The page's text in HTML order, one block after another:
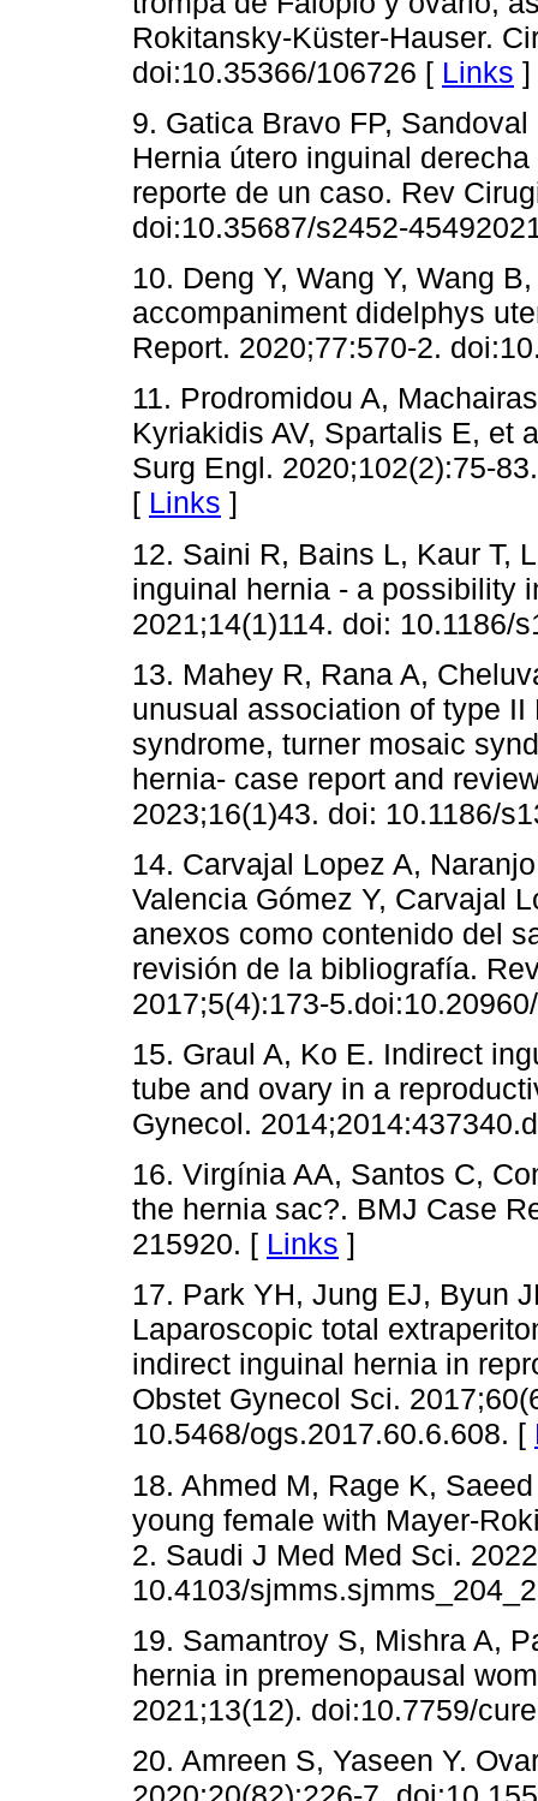
Rokitansky-Küster-Hauser.
doi:10.35366/106726 [ Links ]
9. Gatica Bravo FP,
Hernia útero inguinal
reporte de un caso. Rev
doi:10.35687/s2452-
10. Deng Y, Wang Y, Wang
accompaniment didelphys
Report. 2020;77:570-2.
11. Prodromidou A,
Kyriakidis AV, Spartalis E, et
Surg Engl. 2020;102(2):75-
[ Links ]
12. Saini R, Bains L, Kaur T,
inguinal hernia - a possibility
2021;14(1)114. doi: 10.1186/
13. Mahey R, Rana A,
unusual association of type
syndrome, turner mosaic
hernia- case report and
2023;16(1)43. doi: 10.1186/
14. Carvajal Lopez A,
Valencia Gómez Y, Carvajal
anexos como contenido del
revisión de la bibliografía.
2017;5(4):173-
15. Graul A, Ko E. Indirect
tube and ovary in a
Gynecol.
16. Virgínia AA, Santos C,
the hernia sac?. BMJ Case
215920. [ Links ]
17. Park YH, Jung EJ, Byun
Laparoscopic total
indirect inguinal hernia in
Obstet Gynecol Sci.
10.5468/ogs.2017.60.6.608. [
18. Ahmed M, Rage K,
young female with Mayer-
2. Saudi J Med Med Sci.
10.4103/
19. Samantroy S, Mishra A,
hernia in premenopausal
2021;13(12). doi:10.7759/
20. Amreen S, Yaseen Y.